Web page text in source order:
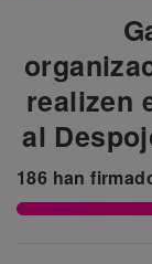
realizen
al
186 han